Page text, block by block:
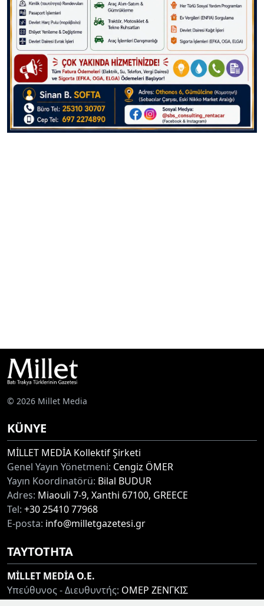
© 2026 Millet Media
KÜNYE
MİLLET MEDİA Kollektif Şirketi
Genel Yayın Yönetmeni: Cengiz ÖMER
Yayın Koordinatörü: Bilal BUDUR
Adres: Miaouli 7-9, Xanthi 67100, GREECE
Tel: +30 25410 77968
E-posta: info@milletgazetesi.gr
ΤΑΥΤΟΤΗΤΑ
MİLLET MEDİA O.E.
Υπεύθυνος - Διευθυντής: ΟΜΕΡ ΖΕΝΓΚΙΣ